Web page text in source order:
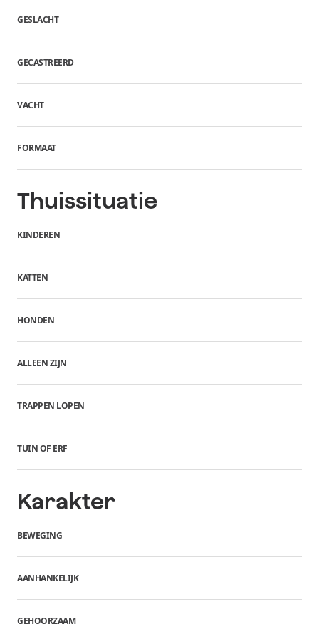
GESLACHT
GECASTREERD
VACHT
FORMAAT
Thuissituatie
KINDEREN
KATTEN
HONDEN
ALLEEN ZIJN
TRAPPEN LOPEN
TUIN OF ERF
Karakter
BEWEGING
AANHANKELIJK
GEHOORZAAM